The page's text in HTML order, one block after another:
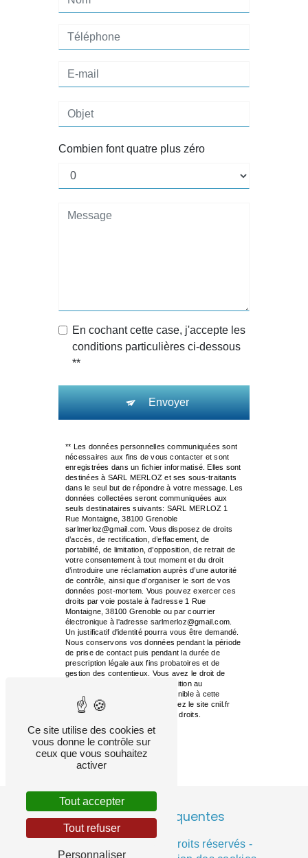
Combien font quatre plus zéro
En cochant cette case, j'accepte les
conditions particulières ci-dessous
**
Envoyer
** Les données personnelles communiquées sont
nécessaires aux fins de vous contacter et sont
enregistrées dans un fichier informatisé. Elles sont
destinées à SARL MERLOZ et ses sous-traitants
dans le seul but de répondre à votre message. Les
données collectées seront communiquées aux
seuls destinataires suivants: SARL MERLOZ 1
Rue Montaigne, 38100 Grenoble
sarlmerloz@gmail.com. Vous disposez de droits
d’accès, de rectification, d’effacement, de
portabilité, de limitation, d’opposition, de retrait de
votre consentement à tout moment et du droit
d’introduire une réclamation auprès d’une autorité
de contrôle, ainsi que d’organiser le sort de vos
données post-mortem. Vous pouvez exercer ces
droits par voie postale à l'adresse 1 Rue
Montaigne, 38100 Grenoble ou par courrier
électronique à l'adresse sarlmerloz@gmail.com.
Un justificatif d'identité pourra vous être demandé.
Nous conservons vos données pendant la période
de prise de contact puis pendant la durée de
prescription légale aux fins probatoires et de
gestion des contentieux. Vous avez le droit de
vous inscrire sur la liste d'opposition au
démarchage téléphonique, disponible à cette
adresse:Bloctel.gouv.fr
. Consultez le site cnil.fr
pour plus d’informations sur vos droits.
Recherches fréquentes
- 2026 - Tous droits réservés -
Ce site utilise des cookies et
vous donne le contrôle sur
ceux que vous souhaitez
activer
Tout accepter
Tout refuser
Personnaliser